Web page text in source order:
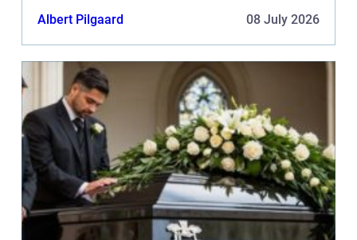
Albert Pilgaard 08 July 2026